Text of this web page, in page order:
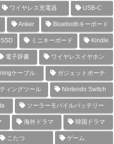
ワイヤレス充電器 USB-C
Anker Bluetoothキーボード
ミニキーボード Kindle
電子辞書 ワイヤレスイヤホン
ケーブル ガジェットポーチ
ィングツール Nintendo Switch
ソーラーモバイルバッテリー
海外ドラマ 韓国ドラマ
こたつ ゲーム